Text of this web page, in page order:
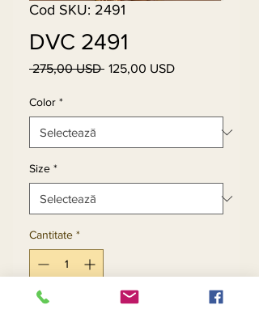
Cod SKU: 2491
DVC 2491
275,00 USD Preț
125,00 USDPreț
Color *
Size *
Cantitate *